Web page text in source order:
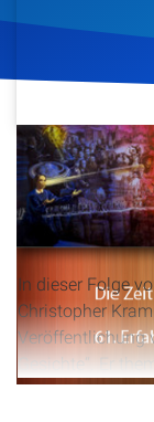
22. Januar 2015
In dieser Folge
Christopher
Veröffentlichung
Gesichte“. Er
und die